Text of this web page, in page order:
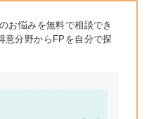
お悩みを無料で相談でき
意分野からFPを自分で探